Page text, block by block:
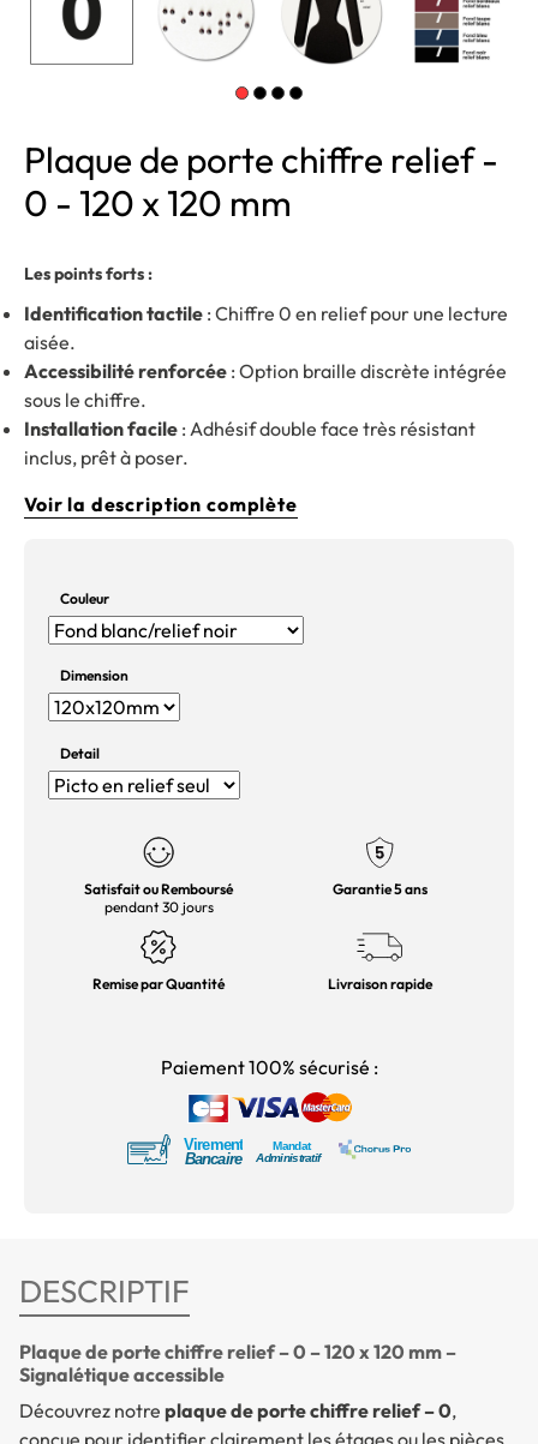
Plaque de porte chiffre relief -
0 - 120 x 120 mm
Les points forts :
Identification tactile : Chiffre 0 en relief pour une lecture
aisée.
Accessibilité renforcée : Option braille discrète intégrée
sous le chiffre.
Installation facile : Adhésif double face très résistant
inclus, prêt à poser.
Voir la description complète
Couleur
Dimension
Detail
Satisfait ou Remboursé
pendant 30 jours
Garantie 5 ans
Remise par Quantité Livraison rapide
Paiement 100% sécurisé :
DESCRIPTIF
Plaque de porte chiffre relief – 0 – 120 x 120 mm –
Signalétique accessible
Découvrez notre plaque de porte chiffre relief – 0,